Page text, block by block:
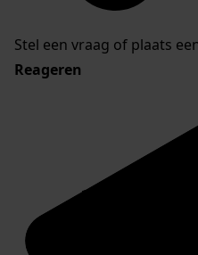
Stel een vraag of plaats
Reageren